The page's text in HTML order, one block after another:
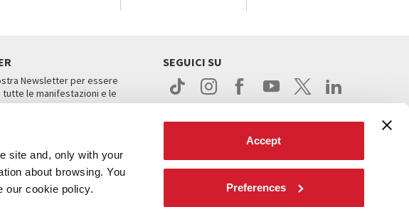
site and, only with your
about browsing. You
our cookie policy.
Accept
Preferences
Newsletter per essere
le manifestazioni e le
SEGUICI SU